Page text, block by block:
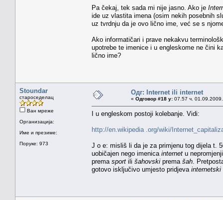
Pa čekaj, tek sada mi nije jasno. Ako je
ide uz vlastita imena (osim nekih posebnih
uz tvrdnju da je ovo lično ime, već se s
Ako informatičari i prave nekakvu
upotrebe te imenice i u engleskome ne čini
lično ime?
Stoundar
староседелац
Ван мреже
Организација:
Име и презиме:
Поруке: 973
Одг: Internet ili internet
« Одговор #18 у: 07.57 ч.
I u engleskom postoji kolebanje. Vidi:
http://en.wikipedia .org/wiki/
J o e: misliš li da je za primjenu tog dijela t.
uobičajen nego imenica internet u
prema sport ili šahovski prema šah .
gotovo isključivo umjesto pridjeva internetski